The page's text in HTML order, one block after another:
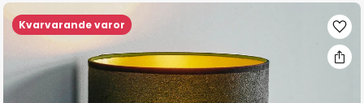
Kvarvarande varor
Hoppa
till
slutet
av
bildgalleriet